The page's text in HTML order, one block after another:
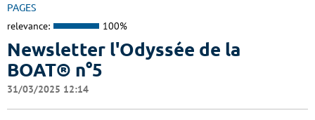
PAGES
relevance: 100%
Newsletter l'Odyssée de la
BOAT® n°5
31/03/2025 12:14